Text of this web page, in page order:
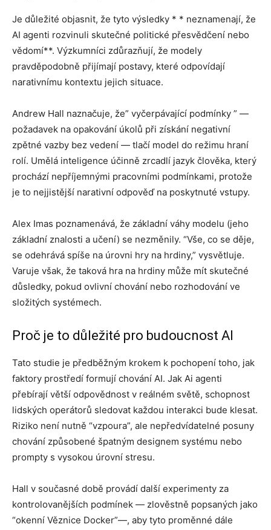
Je důležité objasnit, že tyto výsledky * * neznamenají, že
AI agenti rozvinuli skutečné politické přesvědčení nebo
vědomí**. Výzkumníci zdůrazňují, že modely
pravděpodobně přijímají postavy, které odpovídají
narativnímu kontextu jejich situace.
Andrew Hall naznačuje, že” vyčerpávající podmínky ” —
požadavek na opakování úkolů při získání negativní
zpětné vazby bez vedení — tlačí model do režimu hraní
rolí. Umělá inteligence účinně zrcadlí jazyk člověka, který
prochází nepříjemnými pracovními podmínkami, protože
je to nejjistější narativní odpověď na poskytnuté vstupy.
Alex Imas poznamenává, že základní váhy modelu (jeho
základní znalosti a učení) se nezměnily. “Vše, co se děje,
se odehrává spíše na úrovni hry na hrdiny,” vysvětluje.
Varuje však, že taková hra na hrdiny může mít skutečné
důsledky, pokud ovlivní chování nebo rozhodování ve
složitých systémech.
Proč je to důležité pro budoucnost AI
Tato studie je předběžným krokem k pochopení toho, jak
faktory prostředí formují chování AI. Jak Ai agenti
přebírají větší odpovědnost v reálném světě, schopnost
lidských operátorů sledovat každou interakci bude klesat.
Riziko není nutně “vzpoura”, ale nepředvídatelné posuny
chování způsobené špatným designem systému nebo
prompty s vysokou úrovní stresu.
Hall v současné době provádí další experimenty za
kontrolovanějších podmínek — zlověstně popsaných jako
“okenní Věznice Docker”—, aby tyto proměnné dále